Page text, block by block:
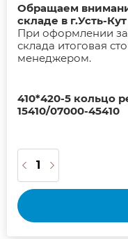
Обращаем
складе в г.Усть-
При оформлении
склада итоговая
менеджером.
410*420-5 кольцо
15410/07000-45410